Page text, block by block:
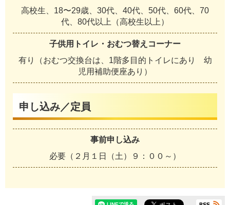
高校生、18〜29歳、30代、40代、50代、60代、70
代、80代以上（高校生以上）
子供用トイレ・おむつ替えコーナー
有り（おむつ交換台は、1階多目的トイレにあり 幼
児用補助便座あり）
申し込み／定員
事前申し込み
必要（２月１日（土）９：００～）